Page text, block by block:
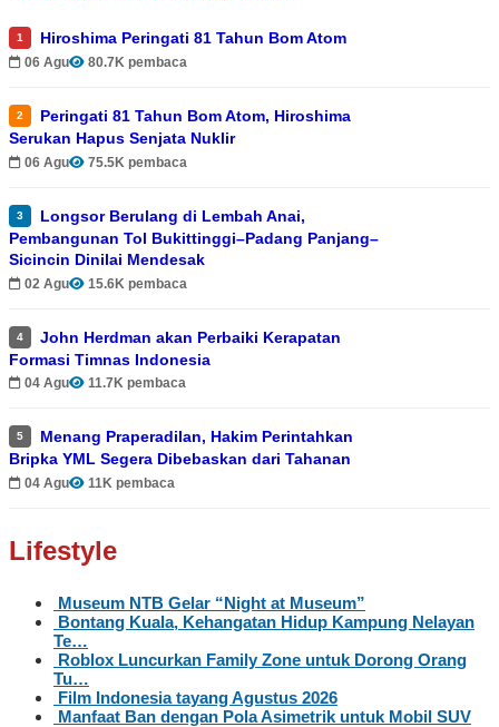
1 Hiroshima Peringati 81 Tahun Bom Atom
06 Agu 80.7K pembaca
2
Peringati 81 Tahun Bom Atom, Hiroshima
Serukan Hapus Senjata Nuklir
06 Agu 75.5K pembaca
3
Longsor Berulang di Lembah Anai,
Pembangunan Tol Bukittinggi–Padang Panjang–
Sicincin Dinilai Mendesak
02 Agu 15.6K pembaca
4
John Herdman akan Perbaiki Kerapatan
Formasi Timnas Indonesia
04 Agu 11.7K pembaca
5
Menang Praperadilan, Hakim Perintahkan
Bripka YML Segera Dibebaskan dari Tahanan
04 Agu 11K pembaca
Lifestyle
Museum NTB Gelar “Night at Museum”
Bontang Kuala, Kehangatan Hidup Kampung Nelayan
Te…
Roblox Luncurkan Family Zone untuk Dorong Orang
Tu…
Film Indonesia tayang Agustus 2026
Manfaat Ban dengan Pola Asimetrik untuk Mobil SUV